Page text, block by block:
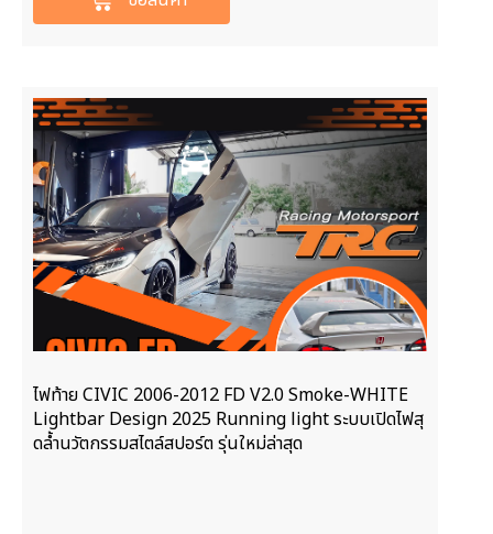
ไฟท้าย CIVIC 2006-2012 FD V2.0 Smoke-WHITE
Lightbar Design 2025 Running light ระบบเปิดไฟสุ
ดลํ้านวัตกรรมสไตล์สปอร์ต รุ่นใหม่ล่าสุด